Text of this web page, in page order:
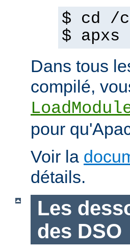
$ cd /
$ apxs
Dans tous
compilé,
pour
Voir la
détails.
Les
des DSO